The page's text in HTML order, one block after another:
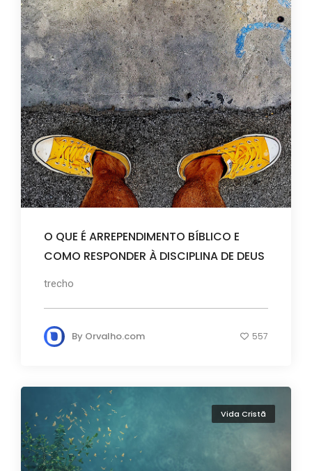
O QUE É ARREPENDIMENTO BÍBLICO E
COMO RESPONDER À DISCIPLINA DE DEUS
trecho
By Orvalho.com 557
Vida Cristã